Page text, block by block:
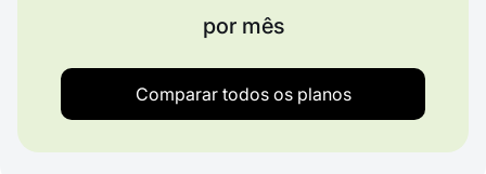
por mês
Comparar todos os planos